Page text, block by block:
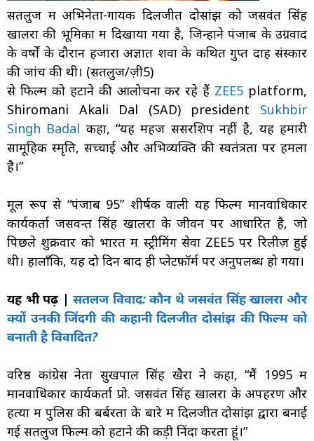
सतलुज में अभिनेता-गायक दिलजीत दोसांझ को जसवंत सिंह
खालरा की भूमिका में दिखाया गया है, जिन्होंने पंजाब के उग्रवाद
के वर्षों के दौरान हजारों अज्ञात शवों के कथित गुप्त दाह संस्कार
की जांच की थी। (सतलुज/ज़ी5)
से फिल्म को हटाने की आलोचना कर रहे हैं ZEE5 platform,
Shiromani Akali Dal (SAD) president Sukhbir
Singh Badal कहा, “यह महज सेंसरशिप नहीं है, यह हमारी
सामूहिक स्मृति, सच्चाई और अभिव्यक्ति की स्वतंत्रता पर हमला
है।”
मूल रूप से “पंजाब 95” शीर्षक वाली यह फिल्म मानवाधिकार
कार्यकर्ता जसवन्त सिंह खालरा के जीवन पर आधारित है, जो
पिछले शुक्रवार को भारत में स्ट्रीमिंग सेवा ZEE5 पर रिलीज़ हुई
थी। हालाँकि, यह दो दिन बाद ही प्लेटफ़ॉर्म पर अनुपलब्ध हो गया।
यह भी पढ़ें |सतलज विवाद: कौन थे जसवंत सिंह खालरा और
क्यों उनकी जिंदगी की कहानी दिलजीत दोसांझ की फिल्म को
बनाती है विवादित?
वरिष्ठ कांग्रेस नेता सुखपाल सिंह खैरा ने कहा, “मैं 1995 में
मानवाधिकार कार्यकर्ता प्रो. जसवंत सिंह खालरा के अपहरण और
हत्या में पुलिस की बर्बरता के बारे में दिलजीत दोसांझ द्वारा बनाई
गई सतलुज फिल्म को हटाने की कड़ी निंदा करता हूं।”